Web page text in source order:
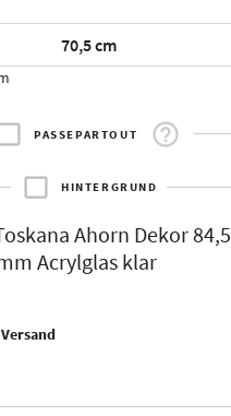
PASSEPARTOUT
HINTERGRUND
Ahorn Dekor 84,5
Acrylglas klar